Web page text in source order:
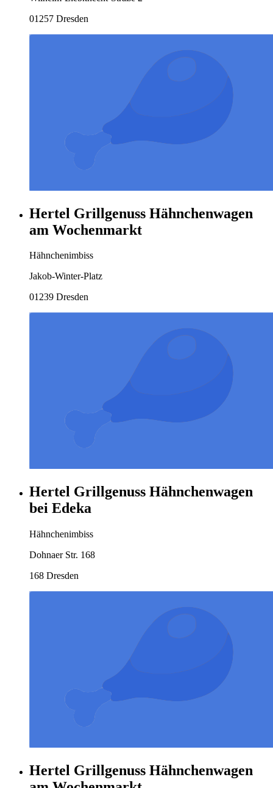
01257 Dresden
Hertel Grillgenuss Hähnchenwagen
am Wochenmarkt
Hähnchenimbiss
Jakob-Winter-Platz
01239 Dresden
Hertel Grillgenuss Hähnchenwagen
bei Edeka
Hähnchenimbiss
Dohnaer Str. 168
168 Dresden
Hertel Grillgenuss Hähnchenwagen